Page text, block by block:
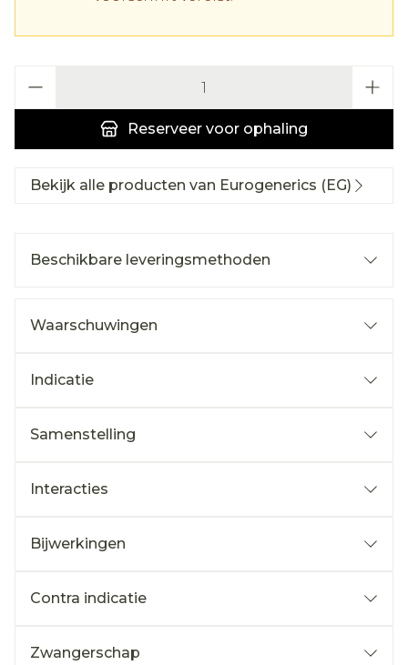
Reserveer voor ophaling
Bekijk alle producten van Eurogenerics (EG)
Beschikbare leveringsmethoden
Waarschuwingen
Indicatie
Samenstelling
Interacties
Bijwerkingen
Contra indicatie
Zwangerschap